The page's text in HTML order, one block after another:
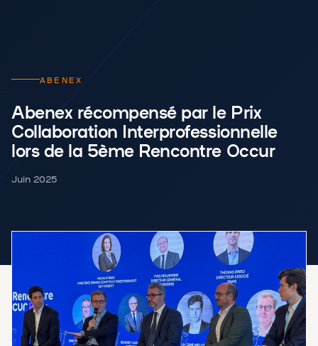
ABENEX
Abenex récompensé par le Prix
Collaboration Interprofessionnelle
lors de la 5ème Rencontre Occur
Juin 2025